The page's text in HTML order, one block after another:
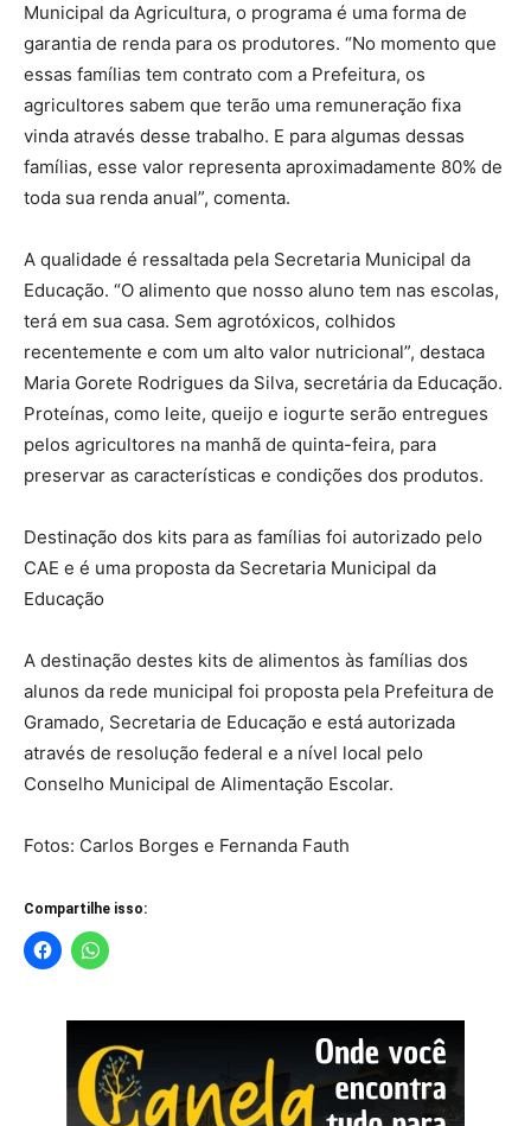
Municipal da Agricultura, o programa é uma forma de
garantia de renda para os produtores. “No momento que
essas famílias tem contrato com a Prefeitura, os
agricultores sabem que terão uma remuneração fixa
vinda através desse trabalho. E para algumas dessas
famílias, esse valor representa aproximadamente 80% de
toda sua renda anual”, comenta.
A qualidade é ressaltada pela Secretaria Municipal da
Educação. “O alimento que nosso aluno tem nas escolas,
terá em sua casa. Sem agrotóxicos, colhidos
recentemente e com um alto valor nutricional”, destaca
Maria Gorete Rodrigues da Silva, secretária da Educação.
Proteínas, como leite, queijo e iogurte serão entregues
pelos agricultores na manhã de quinta-feira, para
preservar as características e condições dos produtos.
Destinação dos kits para as famílias foi autorizado pelo
CAE e é uma proposta da Secretaria Municipal da
Educação
A destinação destes kits de alimentos às famílias dos
alunos da rede municipal foi proposta pela Prefeitura de
Gramado, Secretaria de Educação e está autorizada
através de resolução federal e a nível local pelo
Conselho Municipal de Alimentação Escolar.
Fotos: Carlos Borges e Fernanda Fauth
Compartilhe isso: